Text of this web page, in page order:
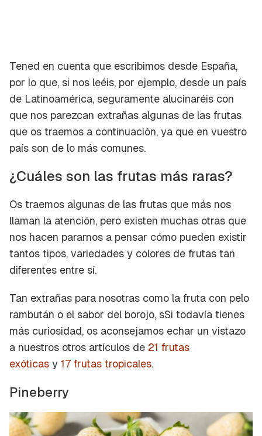
Tened en cuenta que escribimos desde España,
por lo que, si nos leéis, por ejemplo, desde un país
de Latinoamérica, seguramente alucinaréis con
que nos parezcan extrañas algunas de las frutas
que os traemos a continuación, ya que en vuestro
país son de lo más comunes.
¿Cuáles son las frutas más raras?
Os traemos algunas de las frutas que más nos
llaman la atención, pero existen muchas otras que
nos hacen pararnos a pensar cómo pueden existir
tantos tipos, variedades y colores de frutas tan
diferentes entre sí.
Tan extrañas para nosotras como la fruta con pelo
rambután o el sabor del borojo, sSi todavía tienes
más curiosidad, os aconsejamos echar un vistazo
a nuestros otros artículos de 21 frutas
exóticas y 17 frutas tropicales.
Pineberry